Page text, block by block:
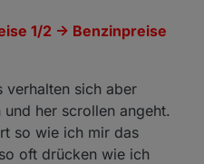
{
{
{
false,
{
{
nspanel-lovelace-
Screensaver
1/2 -> Benzinpreise
verhalten sich aber
her scrollen angeht.
so wie ich mir das
oft drücken wie ich